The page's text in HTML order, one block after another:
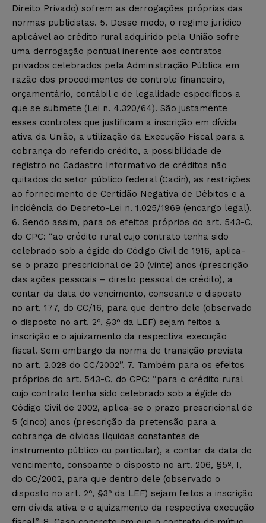
Direito Privado) sofrem as derrogações próprias das
normas publicistas. 5. Desse modo, o regime jurídico
aplicável ao crédito rural adquirido pela União sofre
uma derrogação pontual inerente aos contratos
privados celebrados pela Administração Pública em
razão dos procedimentos de controle financeiro,
orçamentário, contábil e de legalidade específicos a
que se submete (Lei n. 4.320/64). São justamente
esses controles que justificam a inscrição em dívida
ativa da União, a utilização da Execução Fiscal para a
cobrança do referido crédito, a possibilidade de
registro no Cadastro Informativo de créditos não
quitados do setor público federal (Cadin), as restrições
ao fornecimento de Certidão Negativa de Débitos e a
incidência do Decreto-Lei n. 1.025/1969 (encargo legal).
6. Sendo assim, para os efeitos próprios do art. 543-C,
do CPC: “ao crédito rural cujo contrato tenha sido
celebrado sob a égide do Código Civil de 1916, aplica-
se o prazo prescricional de 20 (vinte) anos (prescrição
das ações pessoais – direito pessoal de crédito), a
contar da data do vencimento, consoante o disposto
no art. 177, do CC/16, para que dentro dele (observado
o disposto no art. 2º, §3º da LEF) sejam feitos a
inscrição e o ajuizamento da respectiva execução
fiscal. Sem embargo da norma de transição prevista
no art. 2.028 do CC/2002”. 7. Também para os efeitos
próprios do art. 543-C, do CPC: “para o crédito rural
cujo contrato tenha sido celebrado sob a égide do
Código Civil de 2002, aplica-se o prazo prescricional de
5 (cinco) anos (prescrição da pretensão para a
cobrança de dívidas líquidas constantes de
instrumento público ou particular), a contar da data do
vencimento, consoante o disposto no art. 206, §5º, I,
do CC/2002, para que dentro dele (observado o
disposto no art. 2º, §3º da LEF) sejam feitos a inscrição
em dívida ativa e o ajuizamento da respectiva execução